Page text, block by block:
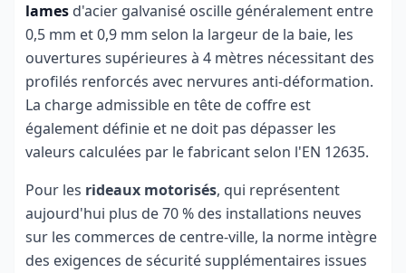
lames d'acier galvanisé oscille généralement entre
0,5 mm et 0,9 mm selon la largeur de la baie, les
ouvertures supérieures à 4 mètres nécessitant des
profilés renforcés avec nervures anti-déformation.
La charge admissible en tête de coffre est
également définie et ne doit pas dépasser les
valeurs calculées par le fabricant selon l'EN 12635.
Pour les rideaux motorisés, qui représentent
aujourd'hui plus de 70 % des installations neuves
sur les commerces de centre-ville, la norme intègre
des exigences de sécurité supplémentaires issues